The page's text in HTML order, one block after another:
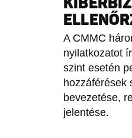
A CMMC
nyilatkozatot
szint esetén
hozzáférések
bevezetése,
jelentése.